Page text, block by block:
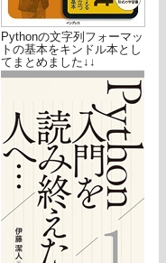
Pythonの文字列フォーマッ
トの基本をキンドル本とし
てまとめました↓↓